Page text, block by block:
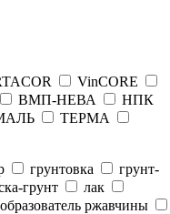
VinCORE
ВМП-НЕВА
НПК
ТЕРМА
грунтовка
грунт-
грунт
лак
ржавчины